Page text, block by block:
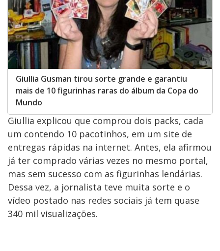
Giullia Gusman tirou sorte grande e garantiu
mais de 10 figurinhas raras do álbum da Copa do
Mundo
Giullia explicou que comprou dois packs, cada
um contendo 10 pacotinhos, em um site de
entregas rápidas na internet. Antes, ela afirmou
já ter comprado várias vezes no mesmo portal,
mas sem sucesso com as figurinhas lendárias.
Dessa vez, a jornalista teve muita sorte e o
vídeo postado nas redes sociais já tem quase
340 mil visualizações.